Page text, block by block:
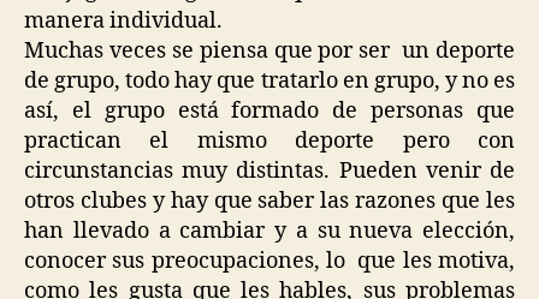
manera individual.
Muchas veces se piensa que por ser un deporte
de grupo, todo hay que tratarlo en grupo, y no es
así, el grupo está formado de personas que
practican el mismo deporte pero con
circunstancias muy distintas. Pueden venir de
otros clubes y hay que saber las razones que les
han llevado a cambiar y a su nueva elección,
conocer sus preocupaciones, lo que les motiva,
como les gusta que les hables, sus problemas